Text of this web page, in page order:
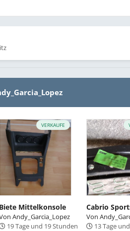
VERKAUFE
Biete Mittelkonsole
Andy_Garcia_Lopez
19 Tage und 19 Stunden
Von
13 Tage